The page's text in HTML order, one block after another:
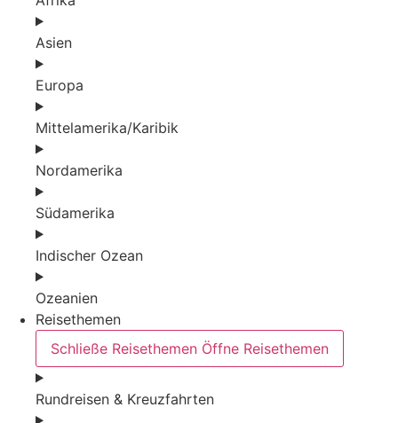
Asien
Europa
Mittelamerika/Karibik
Nordamerika
Südamerika
Indischer Ozean
Ozeanien
Reisethemen
Schließe Reisethemen Öffne Reisethemen
Rundreisen & Kreuzfahrten